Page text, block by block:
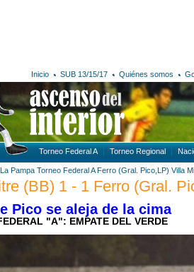
Inicio SUB 13/15/17 Quiénes somos
Torneo Federal A Torneo Regional
La Pampa Torneo Federal A Ferro (Gral. Pico,LP) Villa
(BB) 1 - 1 Ferro (Gral.
Pico se aleja de la cima
"A": EMPATE DEL VERDE